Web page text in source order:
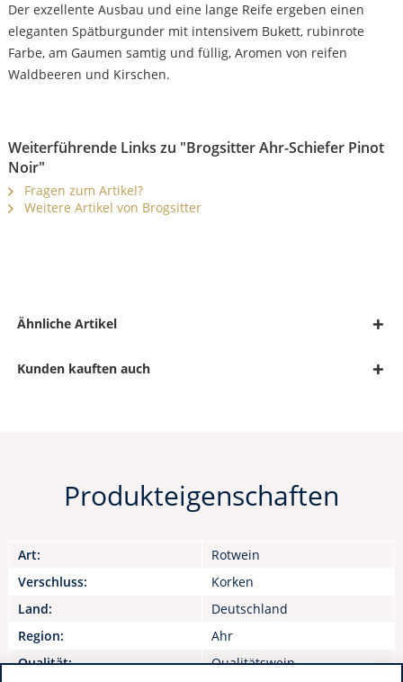
Der exzellente Ausbau und eine lange Reife ergeben einen
eleganten Spätburgunder mit intensivem Bukett, rubinrote
Farbe, am Gaumen samtig und füllig, Aromen von reifen
Waldbeeren und Kirschen.
Weiterführende Links zu "Brogsitter Ahr-Schiefer Pinot
Noir"
Fragen zum Artikel?
Weitere Artikel von Brogsitter
Ähnliche Artikel
Kunden kauften auch
Produkteigenschaften
Art:
Rotwein
Verschluss:
Korken
Land:
Deutschland
Region:
Ahr
Qualität:
Qualitätswein